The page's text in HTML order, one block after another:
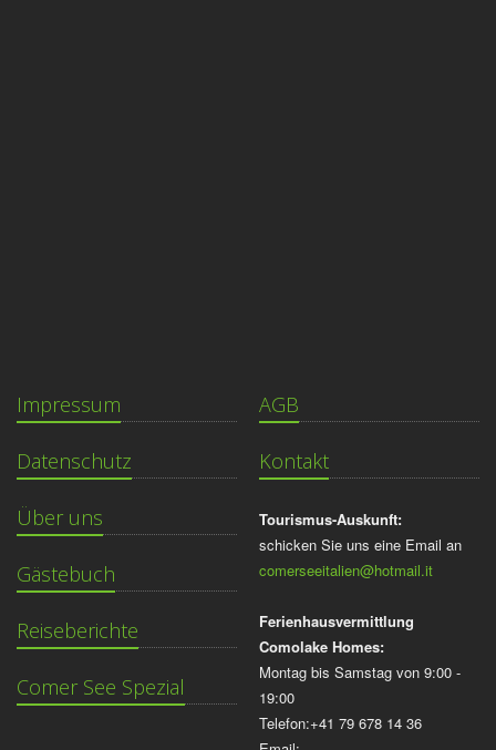
Impressum
Datenschutz
Über uns
Gästebuch
Reiseberichte
Comer See Spezial
AGB
Kontakt
Tourismus-Auskunft:
schicken Sie uns eine Email an
comerseeitalien@hotmail.it
Ferienhausvermittlung
Comolake Homes:
Montag bis Samstag von 9:00 -
19:00
Telefon:+41 79 678 14 36